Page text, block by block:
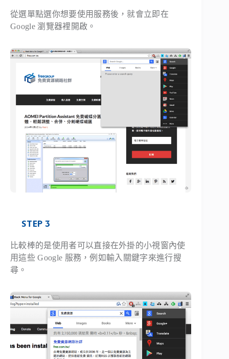
從選單點選你想要使用服務後，就會立即在
Google 瀏覽器裡開啟。
STEP 3
比較棒的是使用者可以直接在外掛的小視窗內使
用這些 Google 服務，例如輸入關鍵字來進行搜
尋。